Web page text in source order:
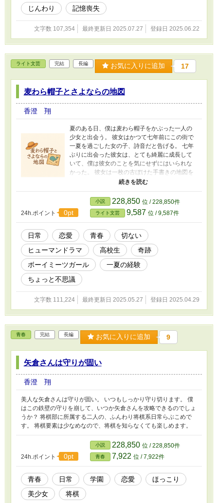
はどうなっていくのか。たけるはこはるのことを思い出せるのか。
気持ちが重なる時はくるのか。 これは好きな人の記憶を忘れてし
まう少年と、その少年を好きな少女の物語です。
じんわり 記憶喪失
文字数 107,354 最終更新日 2025.07.27 登録日 2025.06.22
ライト文芸 完結 長編 お気に入りに追加 17
麦わら帽子とさよならの地図
香澄 翔
夏のある日、僕は麦わら帽子をかぶった一人の
少女と出会う。 彼女はかつて七年前にこの街で
一夏を過ごした女の子、詩音だと告げる。 七年
ぶりに出会った彼女は、とても綺麗に成長して
いて、僕は彼女のことを気にせずにはいられな
かった。 彼女は一枚の古ぼけた手書きの地図を
差し出す。 僕達が七年前に書いた「宝物」の地
う。 こどもの頃に隠した「宝物」。 何を隠した
のか、どこに隠したのかも覚えていない。 こど
もの隠した「宝物」なんて、たぶん大したもの
ではないはず。 そう思いながらも。僕達は一緒
に「宝物」を探し始める。 「宝物」の正体が何
かもわからずに。 そしてこの宝探しが「さよな
らのはじまり」だということを、僕達は知るよ
しも無かったけれど―― この物語は、ある少年
の一夏の不思議で切ない恋の物語です。 第８回
ライト文芸大賞で奨励賞をいただきました。 応
援してくださった皆様、そして選考してくださ
った編集部の方々、本当にありがとうございま
した。
24h.ポイント 0pt
小説 228,850 位 / 228,850件
ライト文芸 9,587 位 / 9,587件
日常 恋愛 青春
切ない
ヒューマンドラマ
高校生
奇跡
ボーイミーツガール
一夏の経験
ちょっと不思議
文字数 111,224 最終更新日 2025.05.27 登録日 2025.04.29
青春 完結 長編 お気に入りに追加 9
矢倉さんは守りが固い
香澄 翔
美人な矢倉さんは守りが固い。 いつもしっかり守り切ります。 僕
はこの鉄壁の守りを崩して、いつか矢倉さんを攻略できるのでしょ
うか？ 将棋部に所属する二人の、ふんわり将棋系日常らぶこめで
す。 将棋要素は少なめなので、将棋を知らなくても楽しめます。
24h.ポイント 0pt
小説 228,850 位 / 228,850件
青春 7,922 位 / 7,922件
青春 日常 学園 恋愛
ほっこり
美少女
将棋